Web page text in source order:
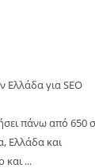
Ελλάδα για SEO
πάνω από 650
Ελλάδα και
και ...